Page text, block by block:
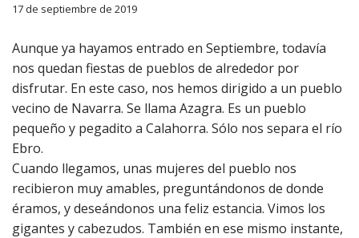
17 de septiembre de 2019
Aunque ya hayamos entrado en Septiembre, todavía
nos quedan fiestas de pueblos de alrededor por
disfrutar. En este caso, nos hemos dirigido a un pueblo
vecino de Navarra. Se llama Azagra. Es un pueblo
pequeño y pegadito a Calahorra. Sólo nos separa el río
Ebro.
Cuando llegamos, unas mujeres del pueblo nos
recibieron muy amables, preguntándonos de donde
éramos, y deseándonos una feliz estancia. Vimos los
gigantes y cabezudos. También en ese mismo instante,